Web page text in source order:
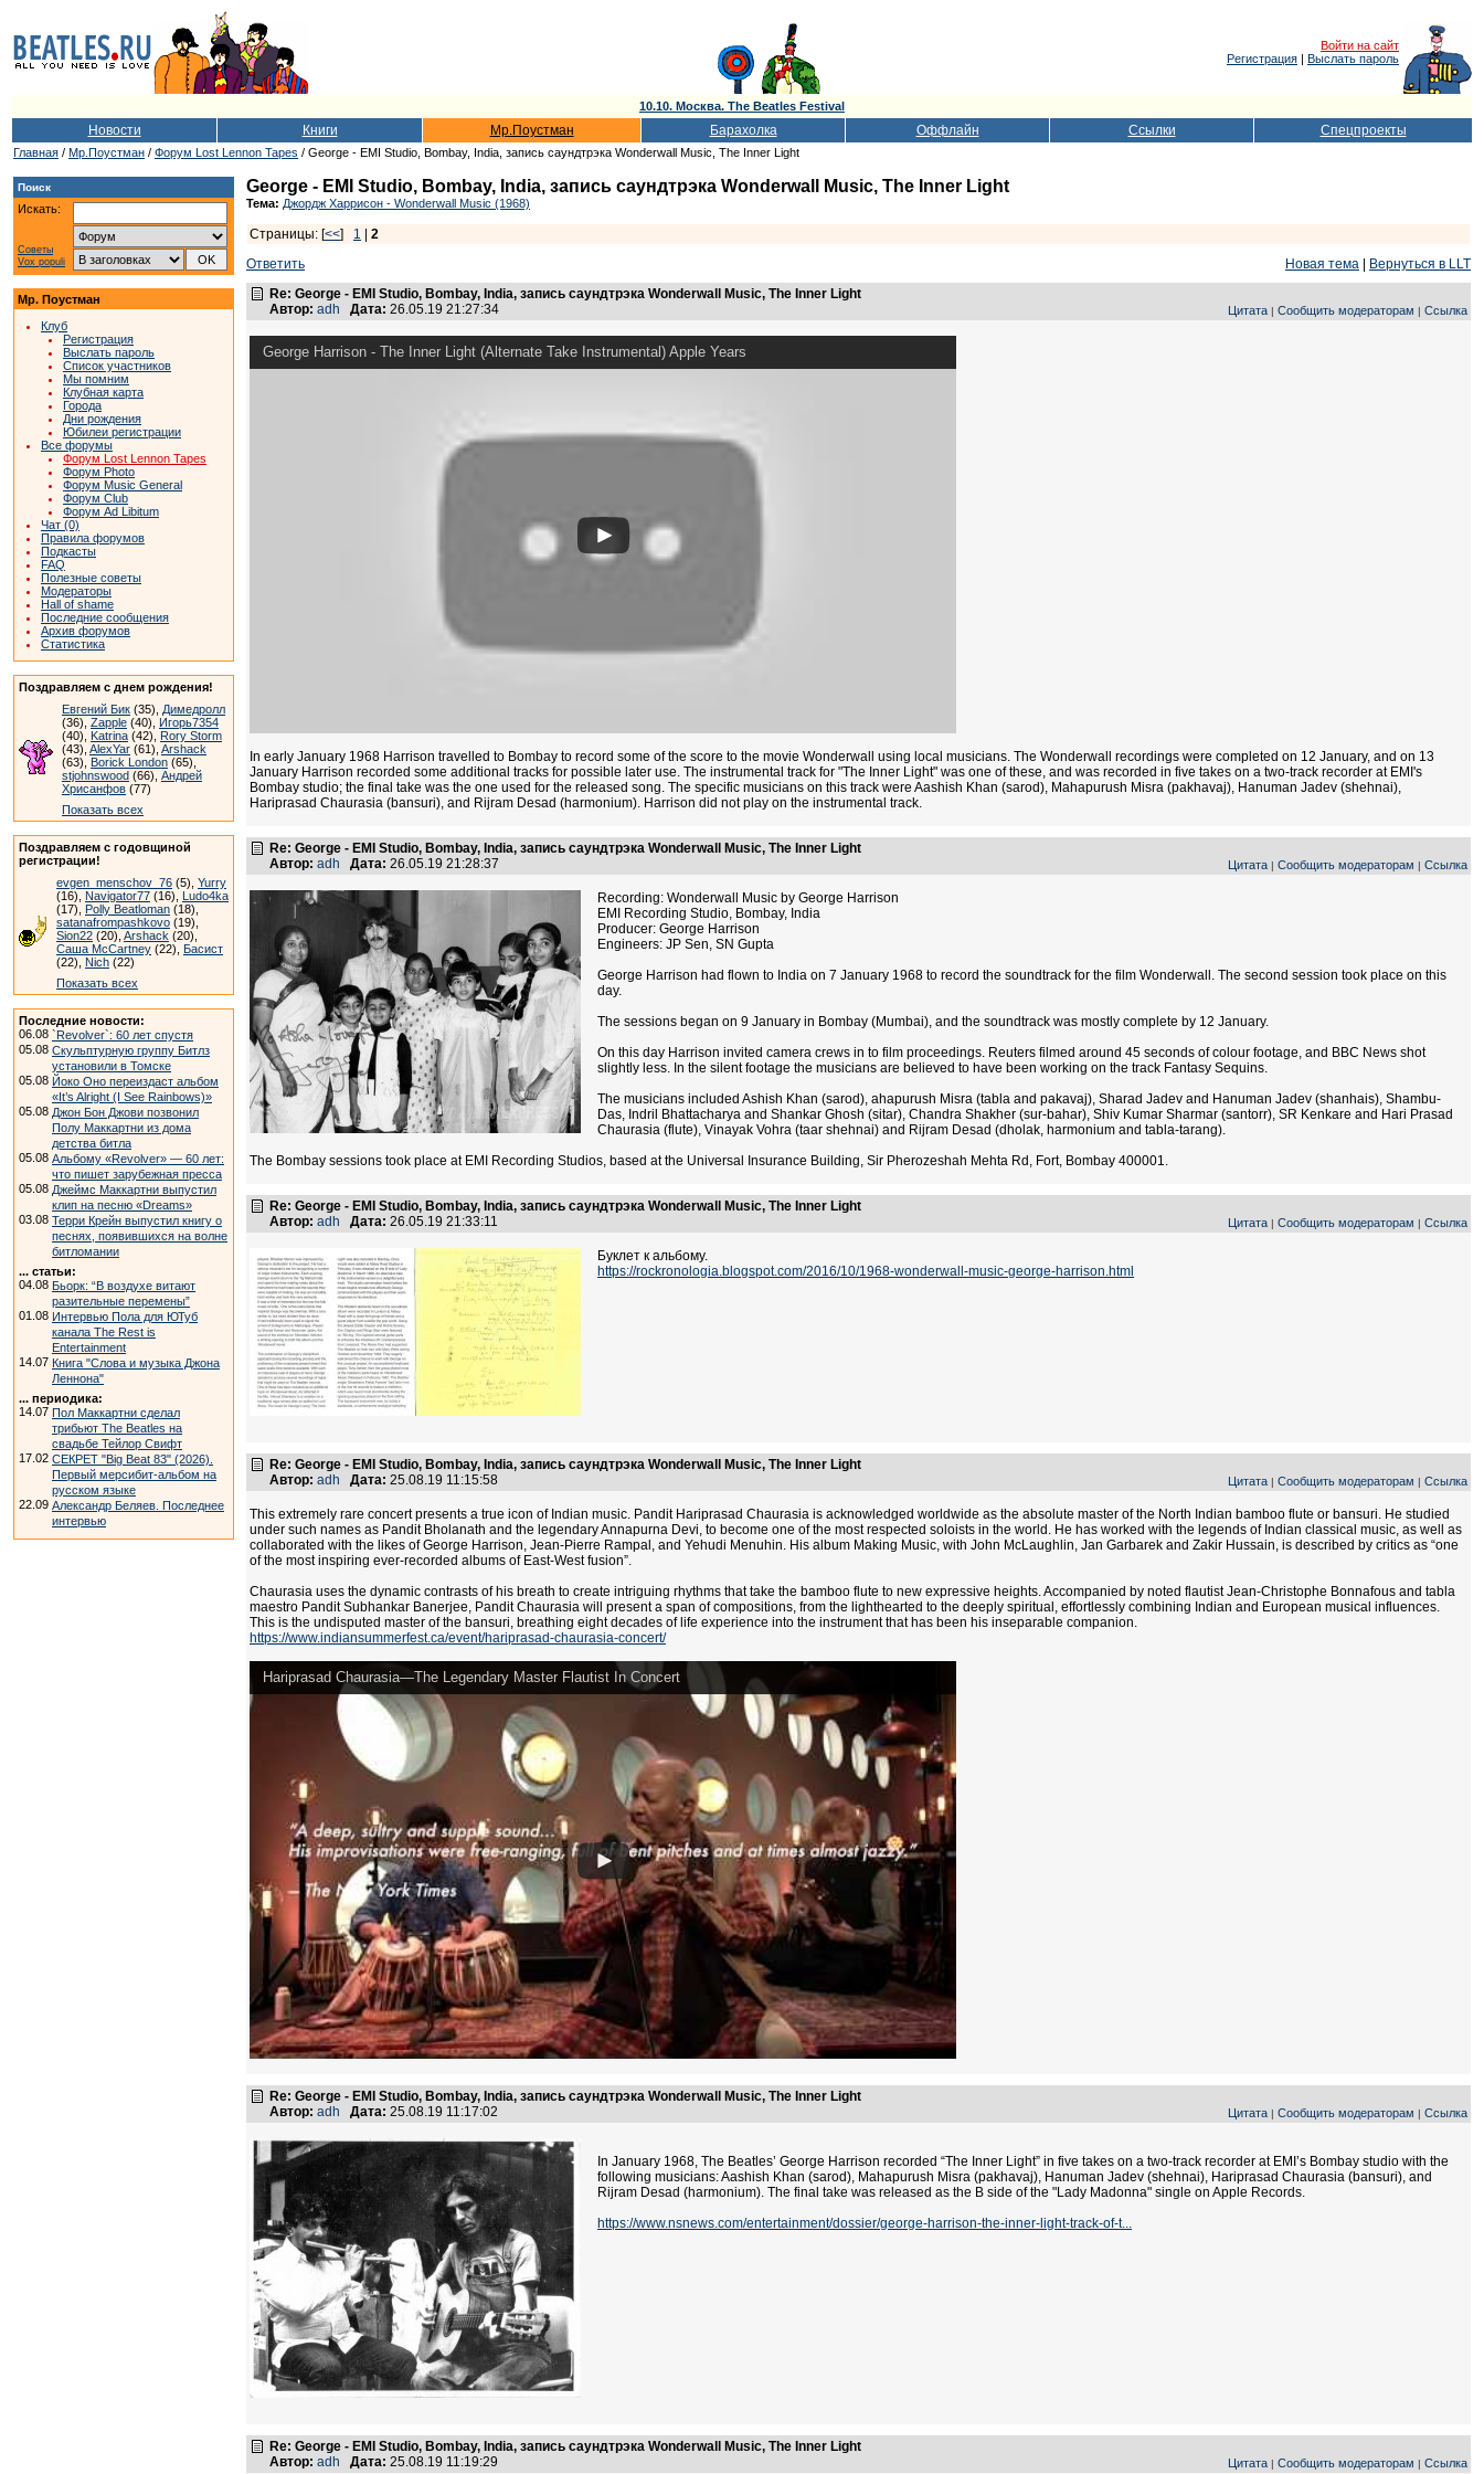
Войти на сайт
Регистрация | Выслать пароль
10.10. Москва. The Beatles Festival
Новости Книги Мр.Поустман Барахолка Оффлайн Ссылки Спецпроекты
Главная / Мр.Поустман / Форум Lost Lennon Tapes / George - EMI Studio, Bombay, India, запись саундтрэка Wonderwall Music, The Inner Light
Поиск
Искать:
Советы
Vox populi
Мр. Поустман
Клуб
Регистрация
Выслать пароль
Список участников
Мы помним
Клубная карта
Города
Дни рождения
Юбилеи регистрации
Все форумы
Форум Lost Lennon Tapes
Форум Photo
Форум Music General
Форум Club
Форум Ad Libitum
Чат (0)
Правила форумов
Подкасты
FAQ
Полезные советы
Модераторы
Hall of shame
Последние сообщения
Архив форумов
Статистика
Поздравляем с днем рождения!
Евгений Бик (35), Димедролл
(36), Zapple (40), Игорь7354
(40), Katrina (42), Rory Storm
(43), AlexYar (61), Arshack
(63), Borick London (65),
stjohnswood (66), Андрей
Хрисанфов (77)
Показать всех
Поздравляем с годовщиной
регистрации!
evgen_menschov_76 (5), Yurry
(16), Navigator77 (16), Ludo4ka
(17), Polly Beatloman (18),
satanafrompashkovo (19),
Sion22 (20), Arshack (20),
Саша McCartney (22), Басист
(22), Nich (22)
Показать всех
Последние новости:
06.08 `Revolver`: 60 лет спустя
05.08 Скульптурную группу Битлз
установили в Томске
05.08 Йоко Оно переиздаст альбом
«It’s Alright (I See Rainbows)»
05.08 Джон Бон Джови позвонил
Полу Маккартни из дома
детства битла
05.08 Альбому «Revolver» — 60 лет:
что пишет зарубежная пресса
05.08 Джеймс Маккартни выпустил
клип на песню «Dreams»
03.08 Терри Крейн выпустил книгу о
песнях, появившихся на волне
битломании
... статьи:
04.08 Бьорк: “В воздухе витают
разительные перемены”
01.08 Интервью Пола для ЮТуб
канала The Rest is
Entertainment
14.07 Книга "Слова и музыка Джона
Леннона"
... периодика:
14.07 Пол Маккартни сделал
трибьют The Beatles на
свадьбе Тейлор Свифт
17.02 СЕКРЕТ "Big Beat 83" (2026).
Первый мерсибит-альбом на
русском языке
22.09 Александр Беляев. Последнее
интервью
George - EMI Studio, Bombay, India, запись саундтрэка Wonderwall Music, The Inner Light
Тема: Джордж Харрисон - Wonderwall Music (1968)
Страницы: [<<] 1
2
Ответить
Новая тема
Вернуться в LLT
Re: George - EMI Studio, Bombay, India, запись саундтрэка Wonderwall Music, The Inner Light
Автор: adh Дата: 26.05.19 21:27:34 Цитата | Сообщить модераторам | Ссылка
George Harrison - The Inner Light (Alternate Take Instrumental) Apple Years
In early January 1968 Harrison travelled to Bombay to record some of the score to the movie Wonderwall using local musicians. The Wonderwall recordings were completed on 12 January, and on 13
January Harrison recorded some additional tracks for possible later use. The instrumental track for "The Inner Light" was one of these, and was recorded in five takes on a two-track recorder at EMI's
Bombay studio; the final take was the one used for the released song. The specific musicians on this track were Aashish Khan (sarod), Mahapurush Misra (pakhavaj), Hanuman Jadev (shehnai),
Hariprasad Chaurasia (bansuri), and Rijram Desad (harmonium). Harrison did not play on the instrumental track.
Re: George - EMI Studio, Bombay, India, запись саундтрэка Wonderwall Music, The Inner Light
Автор: adh Дата: 26.05.19 21:28:37 Цитата | Сообщить модераторам | Ссылка
Recording: Wonderwall Music by George Harrison
EMI Recording Studio, Bombay, India
Producer: George Harrison
Engineers: JP Sen, SN Gupta
George Harrison had flown to India on 7 January 1968 to record the soundtrack for the film Wonderwall. The second session took place on this
day.
The sessions began on 9 January in Bombay (Mumbai), and the soundtrack was mostly complete by 12 January.
On this day Harrison invited camera crews in to film proceedings. Reuters filmed around 45 seconds of colour footage, and BBC News shot
slightly less. In the silent footage the musicians are believed to have been working on the track Fantasy Sequins.
The musicians included Ashish Khan (sarod), ahapurush Misra (tabla and pakavaj), Sharad Jadev and Hanuman Jadev (shanhais), Shambu-
Das, Indril Bhattacharya and Shankar Ghosh (sitar), Chandra Shakher (sur-bahar), Shiv Kumar Sharmar (santorr), SR Kenkare and Hari Prasad
Chaurasia (flute), Vinayak Vohra (taar shehnai) and Rijram Desad (dholak, harmonium and tabla-tarang).
The Bombay sessions took place at EMI Recording Studios, based at the Universal Insurance Building, Sir Pherozeshah Mehta Rd, Fort, Bombay 400001.
Re: George - EMI Studio, Bombay, India, запись саундтрэка Wonderwall Music, The Inner Light
Автор: adh Дата: 26.05.19 21:33:11 Цитата | Сообщить модераторам | Ссылка
Буклет к альбому.
https://rockronologia.blogspot.com/2016/10/1968-wonderwall-music-george-harrison.html
Re: George - EMI Studio, Bombay, India, запись саундтрэка Wonderwall Music, The Inner Light
Автор: adh Дата: 25.08.19 11:15:58 Цитата | Сообщить модераторам | Ссылка
This extremely rare concert presents a true icon of Indian music. Pandit Hariprasad Chaurasia is acknowledged worldwide as the absolute master of the North Indian bamboo flute or bansuri. He studied
under such names as Pandit Bholanath and the legendary Annapurna Devi, to become one of the most respected soloists in the world. He has worked with the legends of Indian classical music, as well as
collaborated with the likes of George Harrison, Jean-Pierre Rampal, and Yehudi Menuhin. His album Making Music, with John McLaughlin, Jan Garbarek and Zakir Hussain, is described by critics as “one
of the most inspiring ever-recorded albums of East-West fusion”.
Chaurasia uses the dynamic contrasts of his breath to create intriguing rhythms that take the bamboo flute to new expressive heights. Accompanied by noted flautist Jean-Christophe Bonnafous and tabla
maestro Pandit Subhankar Banerjee, Pandit Chaurasia will present a span of compositions, from the lighthearted to the deeply spiritual, effortlessly combining Indian and European musical influences.
This is the undisputed master of the bansuri, breathing eight decades of life experience into the instrument that has been his inseparable companion.
https://www.indiansummerfest.ca/event/hariprasad-chaurasia-concert/
Hariprasad Chaurasia—The Legendary Master Flautist In Concert
Re: George - EMI Studio, Bombay, India, запись саундтрэка Wonderwall Music, The Inner Light
Автор: adh Дата: 25.08.19 11:17:02 Цитата | Сообщить модераторам | Ссылка
In January 1968, The Beatles’ George Harrison recorded “The Inner Light” in five takes on a two-track recorder at EMI’s Bombay studio with the
following musicians: Aashish Khan (sarod), Mahapurush Misra (pakhavaj), Hanuman Jadev (shehnai), Hariprasad Chaurasia (bansuri), and
Rijram Desad (harmonium). The final take was released as the B side of the "Lady Madonna" single on Apple Records.
https://www.nsnews.com/entertainment/dossier/george-harrison-the-inner-light-track-of-t...
Re: George - EMI Studio, Bombay, India, запись саундтрэка Wonderwall Music, The Inner Light
Автор: adh Дата: 25.08.19 11:19:29 Цитата | Сообщить модераторам | Ссылка